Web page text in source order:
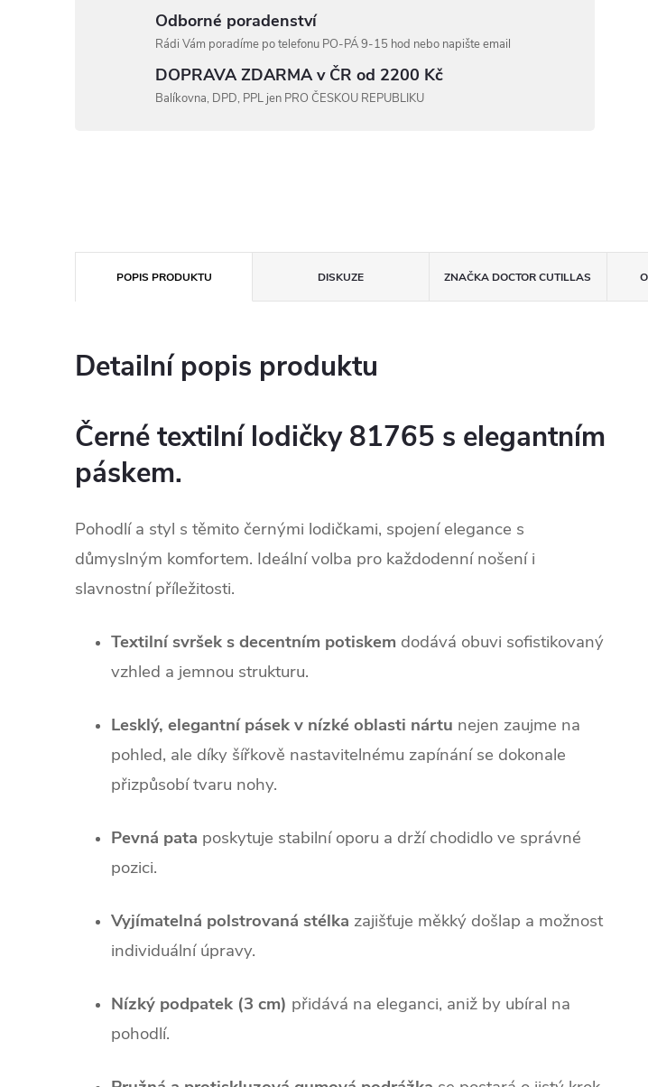
Odborné poradenství
Rádi Vám poradíme po telefonu PO-PÁ 9-15 hod nebo napište email
DOPRAVA ZDARMA v ČR od 2200 Kč
Balíkovna, DPD, PPL jen PRO ČESKOU REPUBLIKU
POPIS PRODUKTU DISKUZE ZNAČKA DOCTOR CUTILLAS
Detailní popis produktu
Černé textilní lodičky 81765 s elegantním
páskem.
Pohodlí a styl s těmito černými lodičkami, spojení elegance s
důmyslným komfortem. Ideální volba pro každodenní nošení i
slavnostní příležitosti.
Textilní svršek s decentním potiskem dodává obuvi sofistikovaný
vzhled a jemnou strukturu.
Lesklý, elegantní pásek v nízké oblasti nártu nejen zaujme na
pohled, ale díky šířkově nastavitelnému zapínání se dokonale
přizpůsobí tvaru nohy.
Pevná pata poskytuje stabilní oporu a drží chodidlo ve správné
pozici.
Vyjímatelná polstrovaná stélka zajišťuje měkký došlap a možnost
individuální úpravy.
Nízký podpatek (3 cm) přidává na eleganci, aniž by ubíral na
pohodlí.